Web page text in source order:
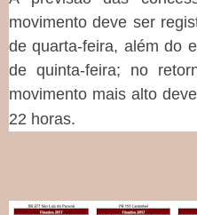
movimento deve ser
de quarta-feira, além do
de quinta-feira; no
movimento mais alto
22 horas.